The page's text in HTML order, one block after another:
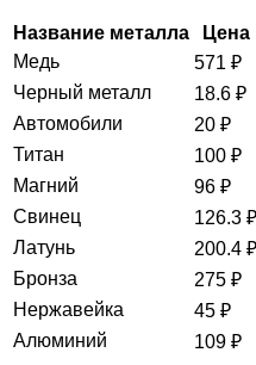
Название металла
Цена
Медь
571 ₽
Черный металл
18.6 ₽
Автомобили
20 ₽
Титан
100 ₽
Магний
96 ₽
Свинец
126.3 ₽
Латунь
200.4 ₽
Бронза
275 ₽
Нержавейка
45 ₽
Алюминий
109 ₽